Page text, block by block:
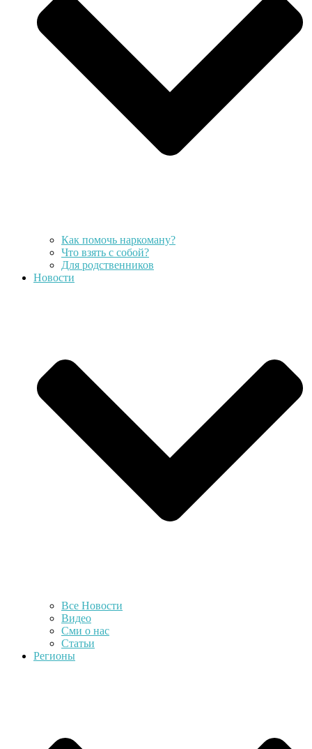
Как помочь наркоману?
Что взять с собой?
Для родственников
Новости
Все Новости
Видео
Сми о нас
Статьи
Регионы